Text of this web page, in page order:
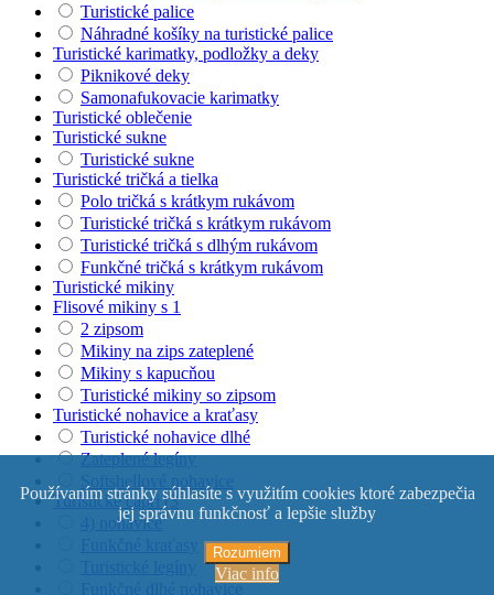
Turistické palice
Náhradné košíky na turistické palice
Turistické karimatky, podložky a deky
Piknikové deky
Samonafukovacie karimatky
Turistické oblečenie
Turistické sukne
Turistické sukne
Turistické tričká a tielka
Polo tričká s krátkym rukávom
Turistické tričká s krátkym rukávom
Turistické tričká s dlhým rukávom
Funkčné tričká s krátkym rukávom
Turistické mikiny
Flisové mikiny s 1
2 zipsom
Mikiny na zips zateplené
Mikiny s kapucňou
Turistické mikiny so zipsom
Turistické nohavice a kraťasy
Turistické nohavice dlhé
Zateplené legíny
Turistické capri (3
4) nohavice
Funkčné dlhé nohavice
Používaním stránky súhlasíte s využitím cookies ktoré zabezpečia
jej správnu funkčnosť a lepšie služby
Rozumiem
Viac info